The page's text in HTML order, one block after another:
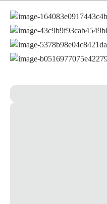
Pix
e um QR
compra.
Road - DropMud Desenvolvido
especialistas químicos e pilotos,
performance que facilita a
motores, parafusos, plásticos,
aspecto de "moto nova". Tenha
*Imagem meramente ilustrativa*